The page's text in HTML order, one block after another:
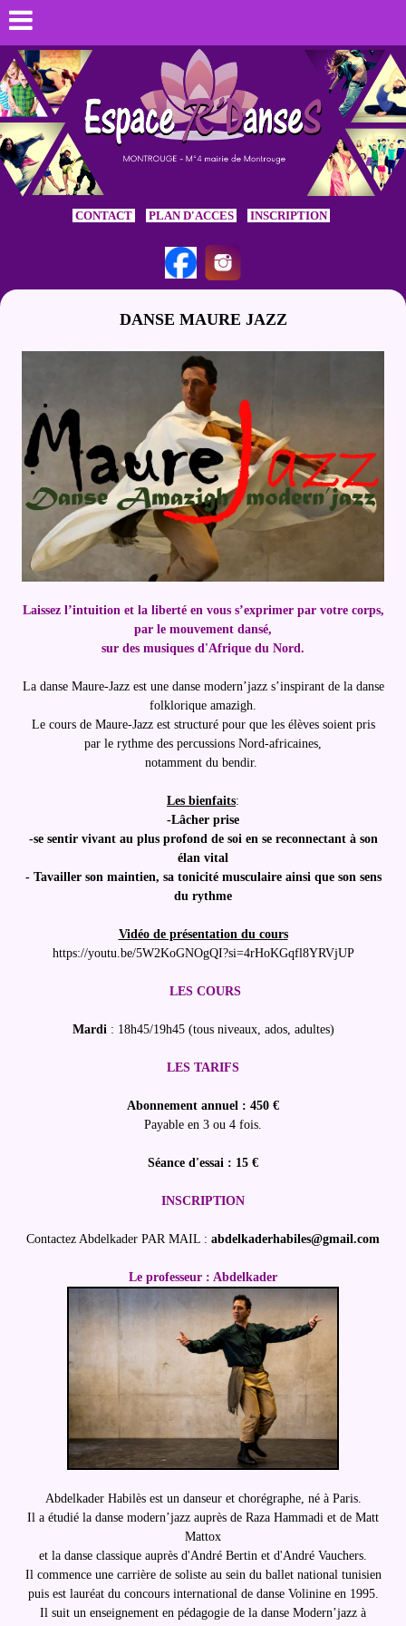
CONTACT PLAN D'ACCES INSCRIPTION
DANSE MAURE JAZZ
Laissez l’intuition et la liberté en vous s’exprimer par votre corps,
par le mouvement dansé,
sur des musiques d'Afrique du Nord.
La danse Maure-Jazz est une danse modern’jazz s’inspirant de la danse
folklorique amazigh.
Le cours de Maure-Jazz est structuré pour que les élèves soient pris
par le rythme des percussions Nord-africaines,
notamment du bendir.
Les bienfaits:
-Lâcher prise
-se sentir vivant au plus profond de soi en se reconnectant à son
élan vital
- Tavailler son maintien, sa tonicité musculaire ainsi que son sens
du rythme
Vidéo de présentation du cours
https://youtu.be/5W2KoGNOgQI?si=4rHoKGqfl8YRVjUP
LES COURS
Mardi: 18h45/19h45 (tous niveaux, ados, adultes)
LES TARIFS
Abonnement annuel : 450 €
Payable en 3 ou 4 fois.
Séance d'essai : 15 €
INSCRIPTION
Contactez Abdelkader PAR MAIL : abdelkaderhabiles@gmail.com
Le professeur : Abdelkader
Abdelkader Habilès est un danseur et chorégraphe, né à Paris.
Il a étudié la danse modern’jazz auprès de Raza Hammadi et de Matt
Mattox
et la danse classique auprès d'André Bertin et d'André Vauchers.
Il commence une carrière de soliste au sein du ballet national tunisien
puis est lauréat du concours international de danse Volinine en 1995.
Il suit un enseignement en pédagogie de la danse Modern’jazz à